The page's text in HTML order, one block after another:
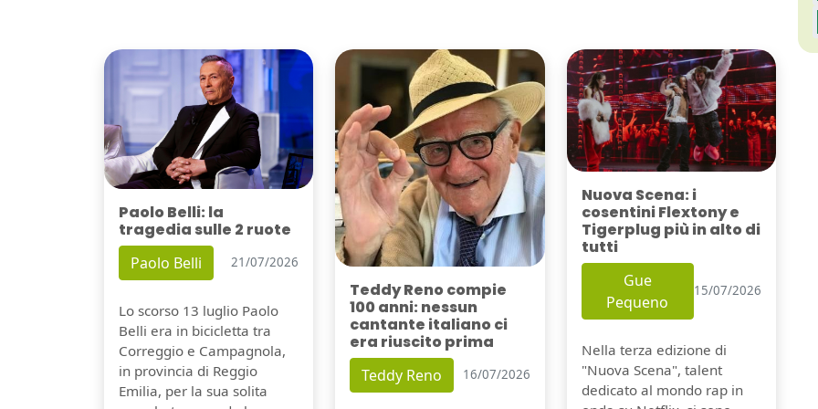
Paolo Belli: la
tragedia sulle 2 ruote
Paolo Belli 21/07/2026
Lo scorso 13 luglio Paolo
Belli era in bicicletta tra
Correggio e Campagnola,
in provincia di Reggio
Emilia, per la sua solita
Teddy Reno compie
100 anni: nessun
cantante italiano ci
era riuscito prima
Teddy Reno 16/07/2026
Nuova Scena: i
cosentini Flextony e
Tigerplug più in alto di
tutti
Gue
Pequeno
15/07/2026
Nella terza edizione di
"Nuova Scena", talent
dedicato al mondo rap in